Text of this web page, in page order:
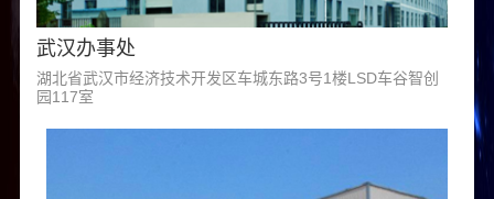
武汉办事处
湖北省武汉市经济技术开发区车城东路3号1楼LSD车谷智创
园117室